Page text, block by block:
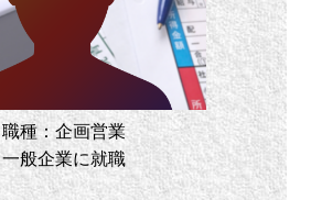
職種：企画営業
一般企業に就職